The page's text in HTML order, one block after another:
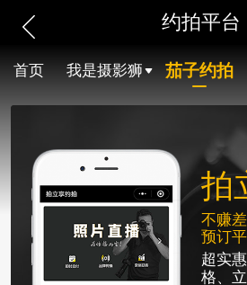
约拍平台
首页 我是摄影狮 茄子约拍
拍
不赚
预订平
超实
格、